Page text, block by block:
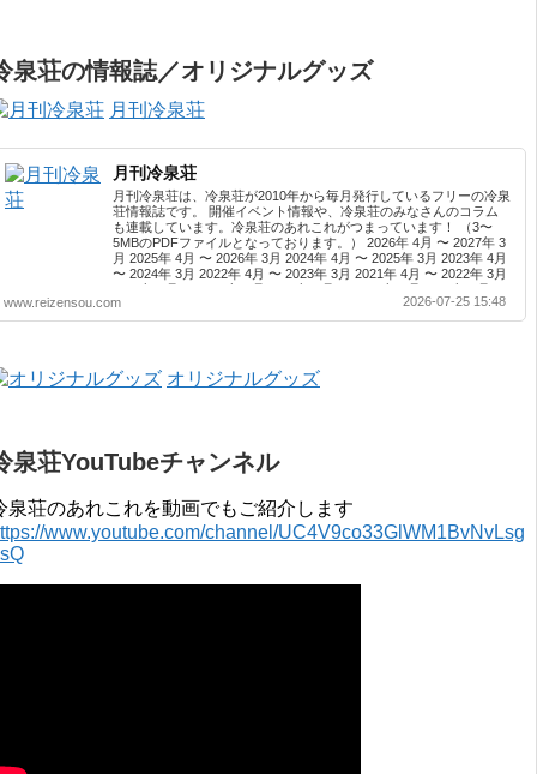
泉荘の情報誌／オリジナルグッズ
月刊冷泉荘
月刊冷泉荘
月刊冷泉荘は、冷泉荘が2010年から毎月発行しているフリーの冷泉
荘情報誌です。 開催イベント情報や、冷泉荘のみなさんのコラム
も連載しています。冷泉荘のあれこれがつまっています！ （3〜
5MBのPDFファイルとなっております。） 2026年 4月 〜 2027年 3
月 2025年 4月 〜 2026年 3月 2024年 4月 〜 2025年 3月 2023年 4月
〜 2024年 3月 2022年 4月 〜 2023年 3月 2021年 4月 〜 2022年 3月
2020年 4月 〜 2021年 3月 2019年 4月 〜 2020年 3月 2018年 4月 〜
2019年 3月 2017年 4月 〜 2018年 3月 2016年 4月 〜 2017年 3月
2015年 4月 〜 2016年 3月 2014年 4月 〜 2015年 3月 2013...
www.reizensou.com 2026-07-25 15:48
オリジナルグッズ
泉荘YouTubeチャンネル
泉荘のあれこれを動画でもご紹介します
www.youtube.com/channel/UC4V9co33GlWM1BvNvLsg